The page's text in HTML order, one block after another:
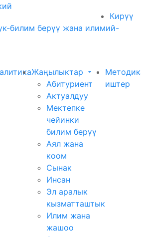
Кирүү
билим берүү жана илимий-
Жаңылыктар
Абитуриент
Актуалдуу
Мектепке
чейинки
билим берүү
Аял жана
коом
Сынак
Инсан
Эл аралык
кызматташтык
Илим жана
жашоо
иштер